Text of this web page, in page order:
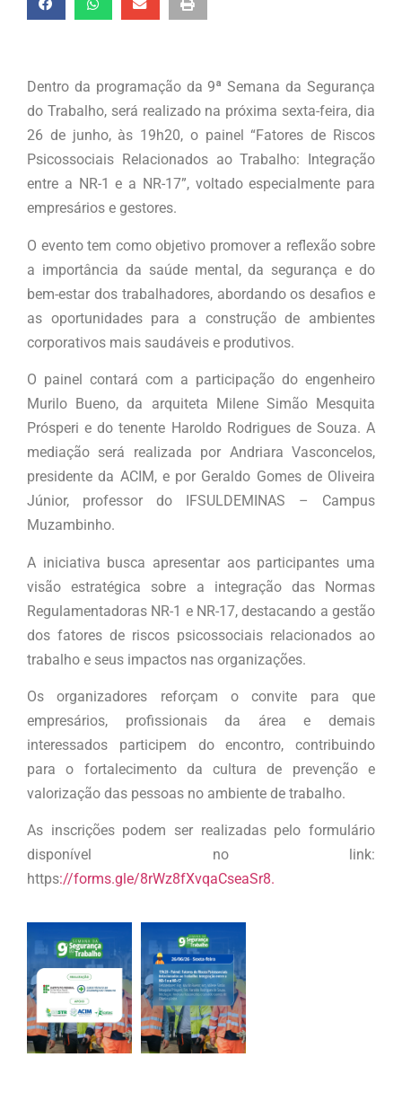
Dentro da programação da 9ª Semana da Segurança
do Trabalho, será realizado na próxima sexta-feira, dia
26 de junho, às 19h20, o painel “Fatores de Riscos
Psicossociais Relacionados ao Trabalho: Integração
entre a NR-1 e a NR-17”, voltado especialmente para
empresários e gestores.
O evento tem como objetivo promover a reflexão sobre
a importância da saúde mental, da segurança e do
bem-estar dos trabalhadores, abordando os desafios e
as oportunidades para a construção de ambientes
corporativos mais saudáveis e produtivos.
O painel contará com a participação do engenheiro
Murilo Bueno, da arquiteta Milene Simão Mesquita
Prósperi e do tenente Haroldo Rodrigues de Souza. A
mediação será realizada por Andriara Vasconcelos,
presidente da ACIM, e por Geraldo Gomes de Oliveira
Júnior, professor do IFSULDEMINAS – Campus
Muzambinho.
A iniciativa busca apresentar aos participantes uma
visão estratégica sobre a integração das Normas
Regulamentadoras NR-1 e NR-17, destacando a gestão
dos fatores de riscos psicossociais relacionados ao
trabalho e seus impactos nas organizações.
Os organizadores reforçam o convite para que
empresários, profissionais da área e demais
interessados participem do encontro, contribuindo
para o fortalecimento da cultura de prevenção e
valorização das pessoas no ambiente de trabalho.
As inscrições podem ser realizadas pelo formulário
disponível no link:
https://forms.gle/8rWz8fXvqaCseaSr8.